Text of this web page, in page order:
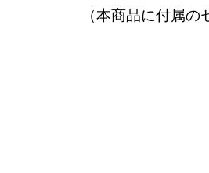
（本商品に付属